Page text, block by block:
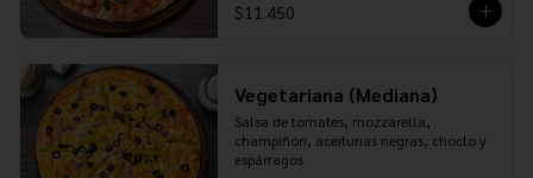
$11.450
Vegetariana (Mediana)
Salsa de tomates, mozzarella,
champiñón, aceitunas negras, choclo y
espárragos